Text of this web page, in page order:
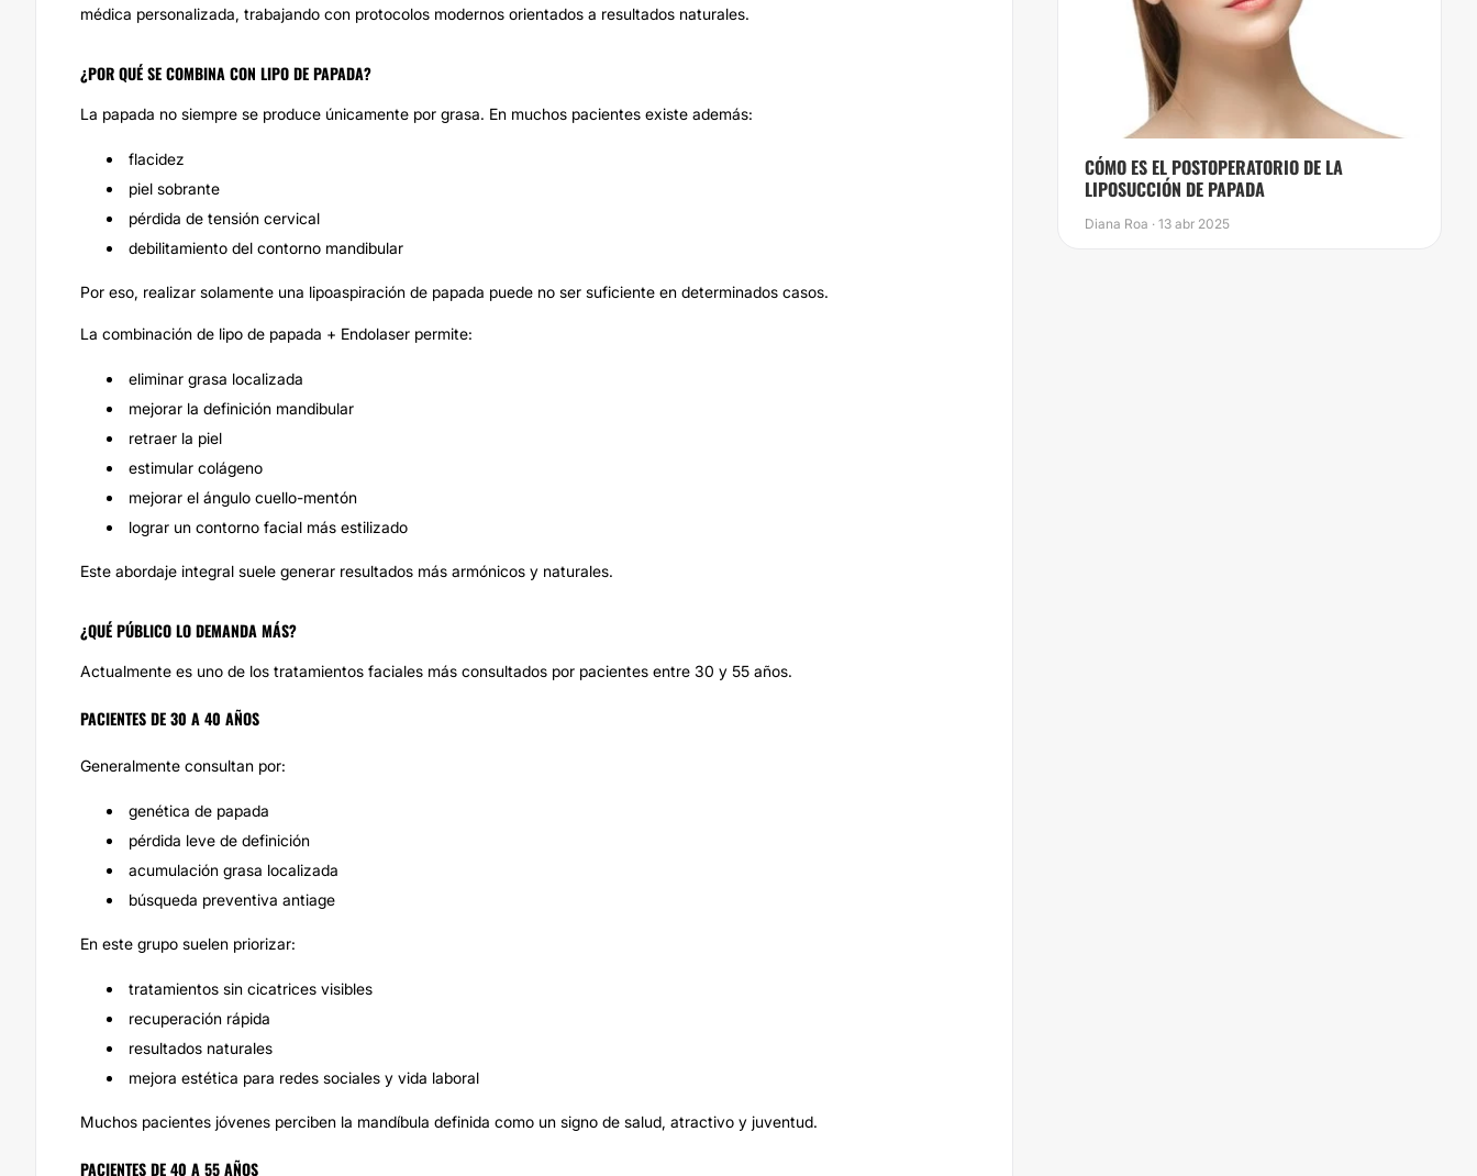
médica personalizada, trabajando con protocolos modernos orientados a resultados naturales.
¿POR QUÉ SE COMBINA CON LIPO DE PAPADA?
La papada no siempre se produce únicamente por grasa. En muchos pacientes existe además:
flacidez
piel sobrante
pérdida de tensión cervical
debilitamiento del contorno mandibular
Por eso, realizar solamente una lipoaspiración de papada puede no ser suficiente en determinados casos.
La combinación de lipo de papada + Endolaser permite:
eliminar grasa localizada
mejorar la definición mandibular
retraer la piel
estimular colágeno
mejorar el ángulo cuello-mentón
lograr un contorno facial más estilizado
Este abordaje integral suele generar resultados más armónicos y naturales.
¿QUÉ PÚBLICO LO DEMANDA MÁS?
Actualmente es uno de los tratamientos faciales más consultados por pacientes entre 30 y 55 años.
PACIENTES DE 30 A 40 AÑOS
Generalmente consultan por:
genética de papada
pérdida leve de definición
acumulación grasa localizada
búsqueda preventiva antiage
En este grupo suelen priorizar:
tratamientos sin cicatrices visibles
recuperación rápida
resultados naturales
mejora estética para redes sociales y vida laboral
Muchos pacientes jóvenes perciben la mandíbula definida como un signo de salud, atractivo y juventud.
PACIENTES DE 40 A 55 AÑOS
​CÓMO ES EL POSTOPERATORIO DE LA
LIPOSUCCIÓN DE PAPADA
Diana Roa · 13 abr 2025